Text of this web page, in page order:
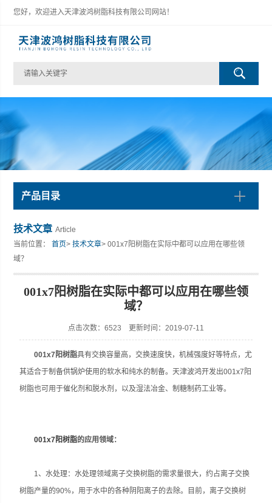
您好，欢迎进入天津波鸿树脂科技有限公司网站！
产品目录
技术文章 Article
当前位置：首页>技术文章> 001x7阳树脂在实际中都可以应用在哪些领
域？
001x7阳树脂在实际中都可以应用在哪些领
域？
点击次数：6523 更新时间：2019-07-11
001x7阳树脂具有交换容量高，交换速度快，机械强度好等特点，尤
其适合于制备供锅炉使用的软水和纯水的制备。天津波鸿开发出001x7阳
树脂也可用于催化剂和脱水剂，以及湿法冶金、制糖制药工业等。
001x7阳树脂的应用领域：
1、水处理：水处理领域离子交换树脂的需求量很大，约占离子交换
树脂产量的90%，用于水中的各种阴阳离子的去除。目前，离子交换树